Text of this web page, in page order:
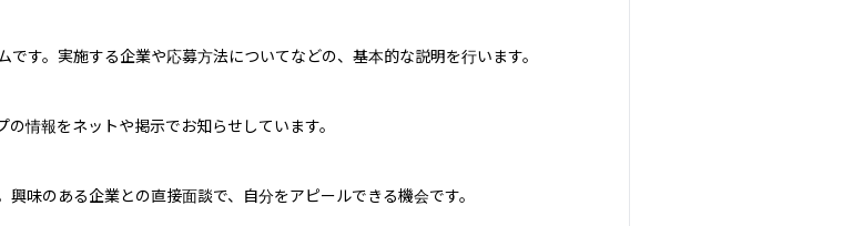
す。実施する企業や応募方法についてなどの、基本的な説明を行います。
情報をネットや掲示でお知らせしています。
味のある企業との直接面談で、自分をアピールできる機会です。